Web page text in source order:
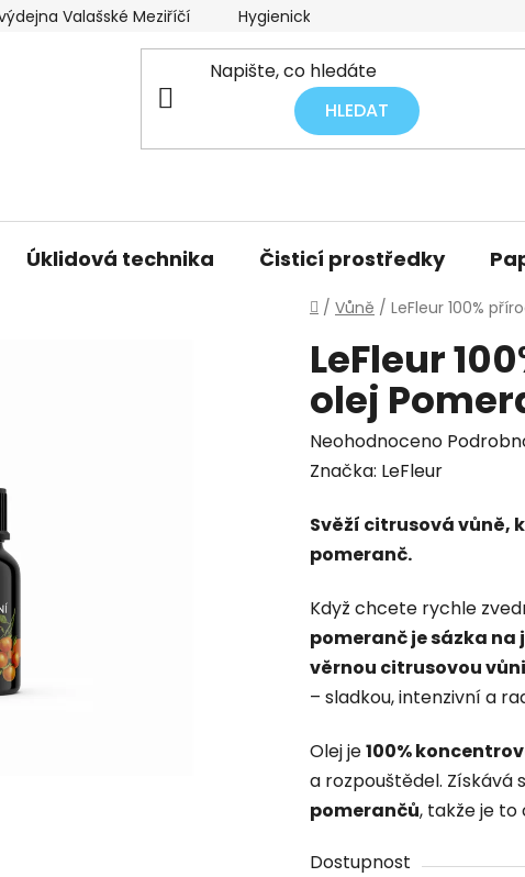
Valašské Meziříčí Hygienický audit úklidu
HLEDAT
Úklidová technika Čisticí prostředky
Domů
/ Vůně / LeFleur 100%
LeFleur
olej
Průměrné
hodnocení
je
0,0
5
hvězdiček.
Neohodnoceno
Značka: LeFleur
Svěží citrusová vůně,
pomeranč.
Když chcete rychle
pomeranč je sázka na
věrnou citrusovou vůni
– sladkou, intenzivní a
Olej je100%
a rozpouštědel. Získává
pomerančů, takže je
Dostupnost